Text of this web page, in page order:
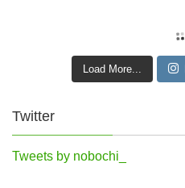
Load More...
Twitter
Tweets by nobochi_